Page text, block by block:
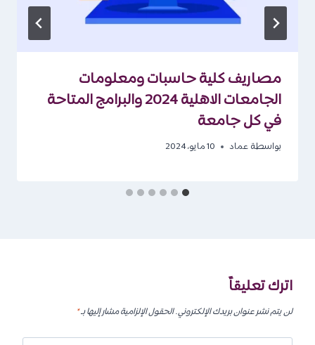
مصاريف كلية حاسبات ومعلومات
الجامعات الاهلية 2024 والبرامج المتاحة
في كل جامعة
بواسطة عماد 10 مايو، 2024
اترك تعليقاً
لن يتم نشر عنوان بريدك الإلكتروني.الحقول الإلزامية مشار إليها بـ*